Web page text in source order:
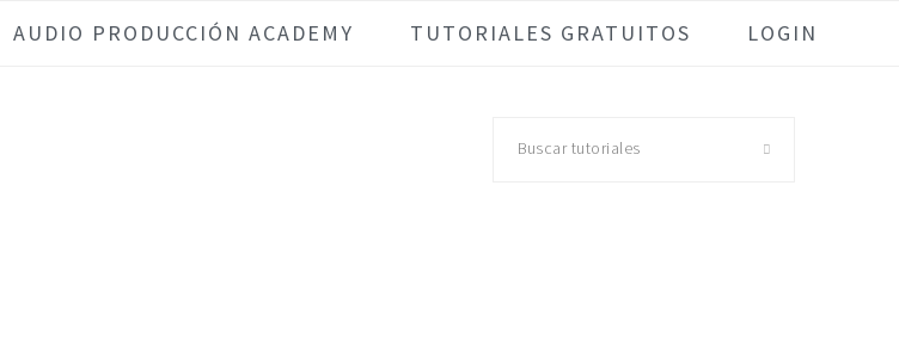
AUDIO PRODUCCIÓN ACADEMY TUTORIALES GRATUITOS LOGIN